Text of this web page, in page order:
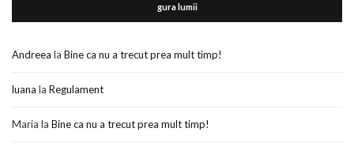
gura lumii
Andreea la Bine ca nu a trecut prea mult timp!
luana la Regulament
Maria la Bine ca nu a trecut prea mult timp!